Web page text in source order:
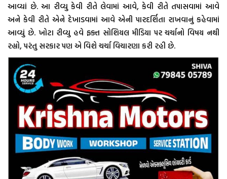
આવ્યાં છે. આ રીવ્યુ કેવી રીતે લેવામાં આવે, કેવી રીતે તપાસવામાં આવે
અને કેવી રીતે એને દેખાડવામાં આવે એની પારદર્શિતા રાખવાનું કહેવામાં
આવ્યું છે. ખોટા રીવ્યુ હવે ફક્ત સોશિયલ મીડિયા પર ચર્ચાનો વિષય નથી
રહ્યો, પરંતુ સરકાર પણ એ વિશે ચર્ચા વિચારણા કરી રહી છે.